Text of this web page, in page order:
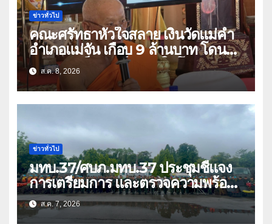
ข่าวทั่วไป
คณะศรัทธาหัวใจสลาย เงินวัดแม่คำ
อำเภอแม่จัน เกือบ 9 ล้านบาท โดน
แก๊งคอลเซ็นเตอร์หลอกให้โอนข้ามปีก
ว่า 66 บัญชี
ส.ค. 8, 2026
ข่าวทั่วไป
มทบ.37/ศบภ.มทบ.37 ประชุมชี้แจง
การเตรียมการ และตรวจความพร้อม
ด้านการบรรเทาสาธารณภัย
ส.ค. 7, 2026